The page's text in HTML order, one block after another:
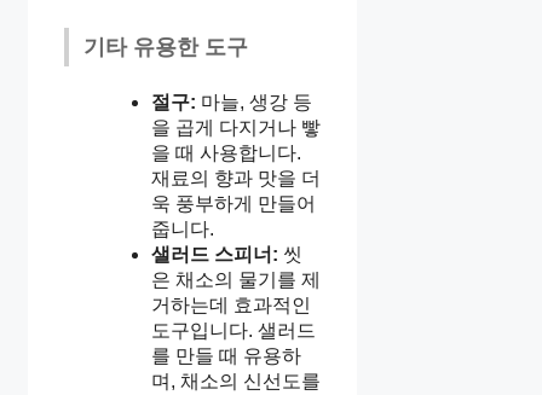
기타 유용한 도구
절구: 마늘, 생강 등
을 곱게 다지거나 빻
을 때 사용합니다.
재료의 향과 맛을 더
욱 풍부하게 만들어
줍니다.
샐러드 스피너: 씻
은 채소의 물기를 제
거하는데 효과적인
도구입니다. 샐러드
를 만들 때 유용하
며, 채소의 신선도를